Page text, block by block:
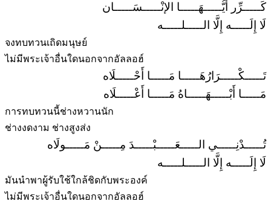
كَـــــرِّر أَيُّـــــهَـــــا الإنْـــــسَـــــان
لَا إِلَـــــه إِلَّا الـــــلـــــه
จงทบทวนเถิดมนุษย์
ไม่มีพระเจ้าอื่นใดนอกจากอัลลอฮ์
تَـــــكْـــــرَارُهَـــــا مَـــــا أَحْـــــلَاه
مَـــــا أَبْـــــهَـــــاهُ مَـــــا أَعْـــــلَاه
การทบทวนนี้ช่างหวานนัก
ช่างงดงาม ช่างสูงส่ง
تُـــــدْنِـــــي الـــــعَـــــبْـــــدَ مِـــــنْ مَـــــولَاه
لَا إِلَـــــه إِلَّا الـــــلـــــه
มันนำพาผู้รับใช้ใกล้ชิดกับพระองค์
ไม่มีพระเจ้าอื่นใดนอกจากอัลลอฮ์